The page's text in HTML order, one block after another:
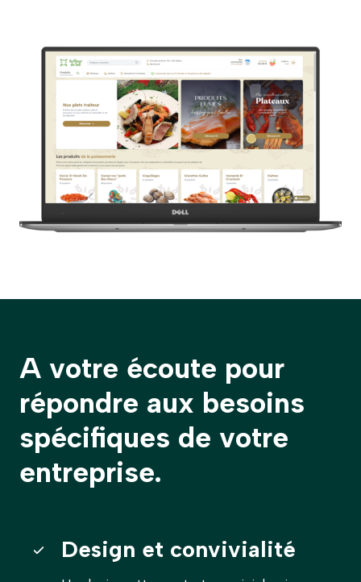
A votre écoute pour
répondre aux besoins
spécifiques de votre
entreprise.
Design et convivialité